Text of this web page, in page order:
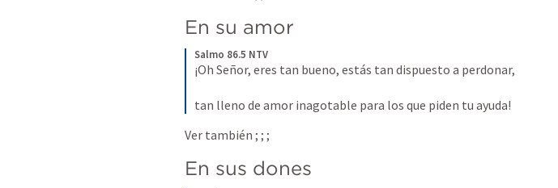
En su amor
Salmo 86.5 NTV
¡Oh Señor, eres tan bueno, estás tan dispuesto a perdonar,
tan lleno de amor inagotable para los que piden tu ayuda!
Ver también ; ; ;
En sus dones